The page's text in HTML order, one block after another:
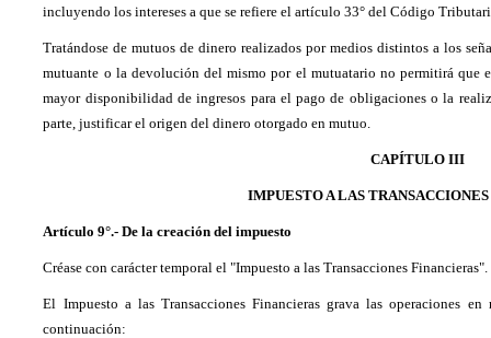
incluyendo los intereses a que se refiere el artículo 33° del Código
Tratándose de mutuos de dinero realizados por medios distintos a los
mutuante o la devolución del mismo por el mutuatario no permitirá que
mayor disponibilidad de ingresos para el pago de obligaciones o la
parte, justificar el origen del dinero otorgado en mutuo.
CAPÍTULO III
IMPUESTO A LAS
Artículo 9°.- De la creación del impuesto
Créase con carácter temporal el "Impuesto a las Transacciones Financieras".
El Impuesto a las Transacciones Financieras grava las operaciones
continuación: